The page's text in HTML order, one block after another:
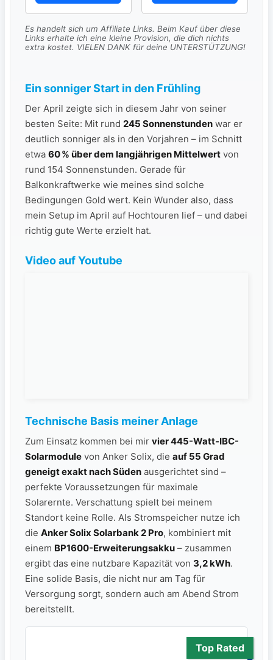
Es handelt sich um Affiliate Links. Beim Kauf über diese
Links erhalte ich eine kleine Provision, die dich nichts
extra kostet. VIELEN DANK für deine UNTERSTÜTZUNG!
Ein sonniger Start in den Frühling
Der April zeigte sich in diesem Jahr von seiner
besten Seite: Mit rund 245 Sonnenstunden war er
deutlich sonniger als in den Vorjahren – im Schnitt
etwa 60 % über dem langjährigen Mittelwert von
rund 154 Sonnenstunden. Gerade für
Balkonkraftwerke wie meines sind solche
Bedingungen Gold wert. Kein Wunder also, dass
mein Setup im April auf Hochtouren lief – und dabei
richtig gute Werte erzielt hat.
Video auf Youtube
Technische Basis meiner Anlage
Zum Einsatz kommen bei mir vier 445-Watt-IBC-
Solarmodule von Anker Solix, die auf 55 Grad
geneigt exakt nach Süden ausgerichtet sind –
perfekte Voraussetzungen für maximale
Solarernte. Verschattung spielt bei meinem
Standort keine Rolle. Als Stromspeicher nutze ich
die Anker Solix Solarbank 2 Pro, kombiniert mit
einem BP1600-Erweiterungsakku – zusammen
ergibt das eine nutzbare Kapazität von 3,2 kWh.
Eine solide Basis, die nicht nur am Tag für
Versorgung sorgt, sondern auch am Abend Strom
bereitstellt.
Top Rated